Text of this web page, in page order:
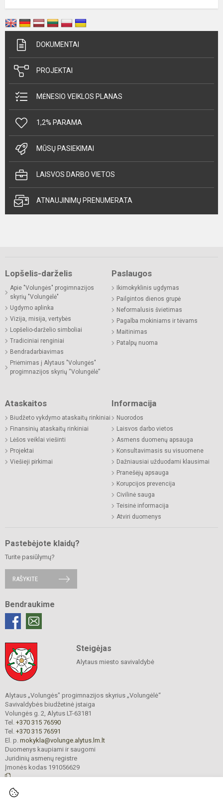
DOKUMENTAI
PROJEKTAI
MĖNESIO VEIKLOS PLANAS
1,2% PARAMA
MŪSŲ PASIEKIMAI
LAISVOS DARBO VIETOS
ATNAUJINIMŲ PRENUMERATA
Lopšelis-darželis
Apie "Volungės" progimnazijos
skyrių "Volungėlė"
Ugdymo aplinka
Vizija, misija, vertybės
Lopšelio-darželio simboliai
Tradiciniai renginiai
Bendradarbiavimas
Priėmimas į Alytaus "Volungės"
progimnazijos skyrių “Volungėlė”
Paslaugos
Ikimokyklinis ugdymas
Pailgintos dienos grupė
Neformalusis švietimas
Pagalba mokiniams ir tėvams
Maitinimas
Patalpų nuoma
Ataskaitos
Biudžeto vykdymo ataskaitų rinkiniai
Finansinių ataskaitų rinkiniai
Lėšos veiklai viešinti
Projektai
Viešieji pirkimai
Informacija
Nuorodos
Laisvos darbo vietos
Asmens duomenų apsauga
Konsultavimasis su visuomene
Dažniausiai užduodami klausimai
Pranešėjų apsauga
Korupcijos prevencija
Civilinė sauga
Teisinė informacija
Atviri duomenys
Pastebėjote klaidų?
Turite pasiūlymų?
RAŠYKITE
Bendraukime
Steigėjas
Alytaus miesto savivaldybė
Alytaus „Volungės" progimnazijos skyrius „Volungėlė“
Savivaldybės biudžetinė įstaiga
Volungės g. 2, Alytus LT-63181
Tel. +370 315 76590
Tel. +370 315 76591
El. p. mokykla@volunge.alytus.lm.lt
Duomenys kaupiami ir saugomi
Juridinių asmenų registre
Įmonės kodas 191056629